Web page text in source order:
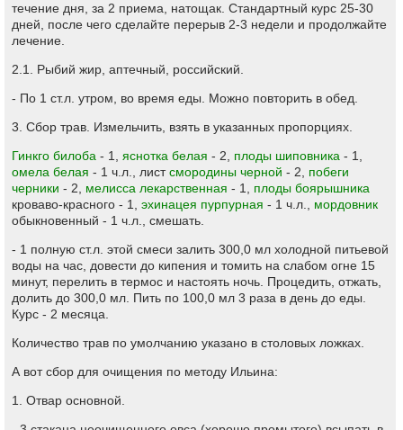
течение дня, за 2 приема, натощак. Стандартный курс 25-30
дней, после чего сделайте перерыв 2-3 недели и продолжайте
лечение.
2.1. Рыбий жир, аптечный, российский.
- По 1 ст.л. утром, во время еды. Можно повторить в обед.
3. Сбор трав. Измельчить, взять в указанных пропорциях.
Гинкго билоба - 1, яснотка белая - 2, плоды шиповника - 1,
омела белая - 1 ч.л., листсмородины черной - 2, побеги
черники - 2, мелисса лекарственная - 1, плоды боярышника
кроваво-красного - 1, эхинацея пурпурная - 1 ч.л., мордовник
обыкновенный - 1 ч.л., смешать.
- 1 полную ст.л. этой смеси залить 300,0 мл холодной питьевой
воды на час, довести до кипения и томить на слабом огне 15
минут, перелить в термос и настоять ночь. Процедить, отжать,
долить до 300,0 мл. Пить по 100,0 мл 3 раза в день до еды.
Курс - 2 месяца.
Количество трав по умолчанию указано в столовых ложках.
А вот сбор для очищения по методу Ильина:
1. Отвар основной.